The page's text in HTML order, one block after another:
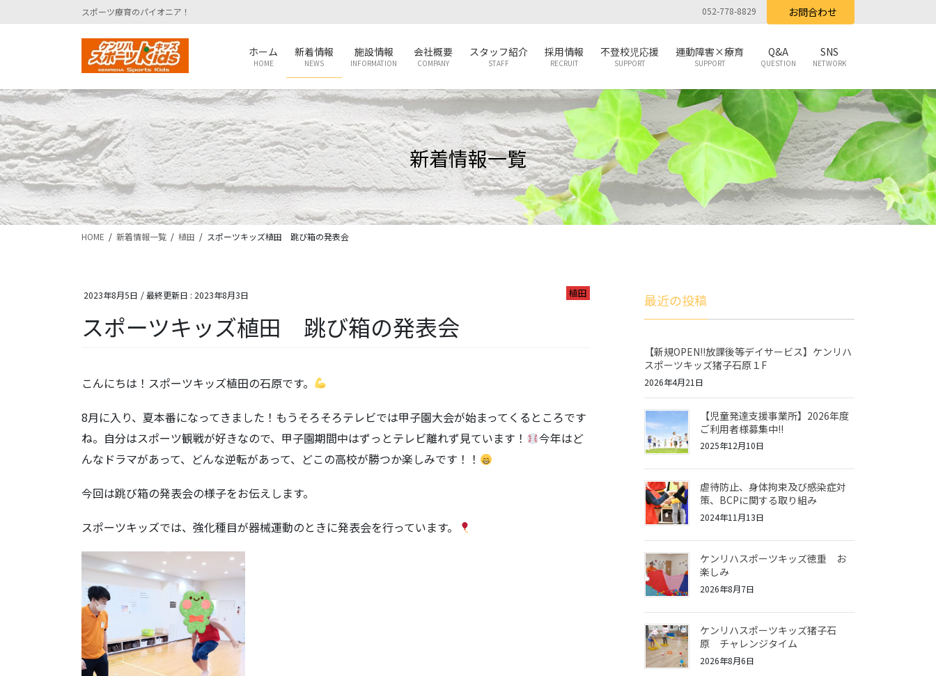
ン
に
移
動
ビ
ョ
ン
に
移
動
スポーツ療育のパイオニア！ 052-778-8829 お問合わせ
ホーム
HOME
新着情報
NEWS
施設情報
INFORMATION
会社概要
COMPANY
スタッフ紹介
STAFF
採用情報
RECRUIT
不登校児応援
SUPPORT
運動障害×療育
SUPPORT
Q&A
QUESTION
SNS
NETWORK
新着情報一覧
HOME 新着情報一覧 植田 スポーツキッズ植田 跳び箱の発表会
2023年8月5日 / 最終更新日 : 2023年8月3日 植田
スポーツキッズ植田 跳び箱の発表会
こんにちは！スポーツキッズ植田の石原です。
8月に入り、夏本番になってきました！もうそろそろテレビでは甲子園大会が始まってくるところです
ね。自分はスポーツ観戦が好きなので、甲子園期間中はずっとテレビ離れず見ています！
今年はど
んなドラマがあって、どんな逆転があって、どこの高校が勝つか楽しみです！！
今回は跳び箱の発表会の様子をお伝えします。
スポーツキッズでは、強化種目が器械運動のときに発表会を行っています。
最近の投稿
【新規OPEN!!放課後等デイサービス】ケンリハ
スポーツキッズ猪子石原１F
2026年4月21日
【児童発達支援事業所】2026年度
ご利用者様募集中!!
2025年12月10日
虐待防止、身体拘束及び感染症対
策、BCPに関する取り組み
2024年11月13日
ケンリハスポーツキッズ徳重 お
楽しみ
2026年8月7日
ケンリハスポーツキッズ猪子石
原 チャレンジタイム
2026年8月6日